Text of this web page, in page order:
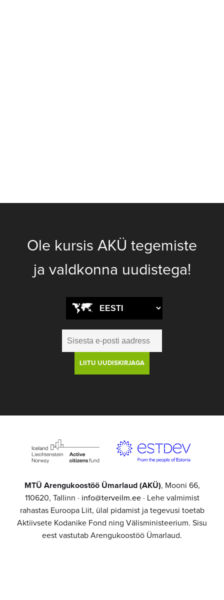
Ole kursis AKÜ tegemiste
ja valdkonna uudistega!
MTÜ Arengukoostöö Ümarlaud (AKÜ), Mooni 66,
110620, Tallinn · info@terveilm.ee· Lehe valmimist
rahastas Euroopa Liit, ülal pidamist ja tegevusi toetab
Aktiivsete Kodanike Fond ning Välisministeerium. Sisu
eest vastutab Arengukoostöö Ümarlaud.